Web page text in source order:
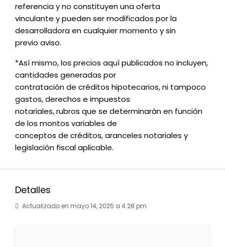
referencia y no constituyen una oferta
vinculante y pueden ser modificados por la
desarrolladora en cualquier momento y sin
previo aviso.
*Así mismo, los precios aquí publicados no incluyen,
cantidades generadas por
contratación de créditos hipotecarios, ni tampoco
gastos, derechos e impuestos
notariales, rubros que se determinarán en función
de los montos variables de
conceptos de créditos, aranceles notariales y
legislación fiscal aplicable.
Detalles
Actualizado en mayo 14, 2025 a 4:28 pm